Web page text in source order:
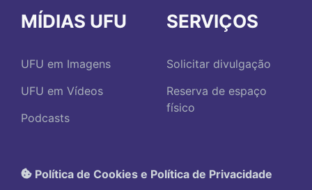
MÍDIAS UFU
UFU em Imagens
UFU em Vídeos
Podcasts
SERVIÇOS
Solicitar divulgação
Reserva de espaço
físico
Política de Cookies e Política de Privacidade